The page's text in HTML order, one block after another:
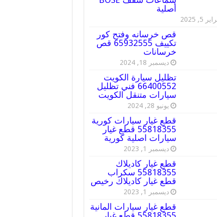
أصلية
5, 2025
قص خرسانه وفتح كور
تكييف 65932555 قص
خرسانات
ديسمبر 18, 2024
تظليل سيارة الكويت
66400552 فني تظليل
سيارات متنقل الكويت
يونيو 28, 2024
قطع غيار سيارات كورية
55818355 قطع غيار
سيارات اصلية كورية
ديسمبر 1, 2023
قطع غيار كاديلاك
55818355 سكراب
قطع غيار كاديلاك رخيص
ديسمبر 1, 2023
قطع غيار سيارات المانية